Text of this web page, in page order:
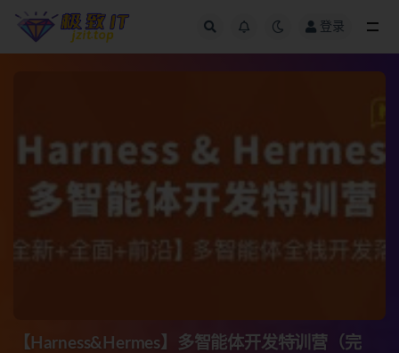
登录
【Harness&Hermes】多智能体开发特训营（完